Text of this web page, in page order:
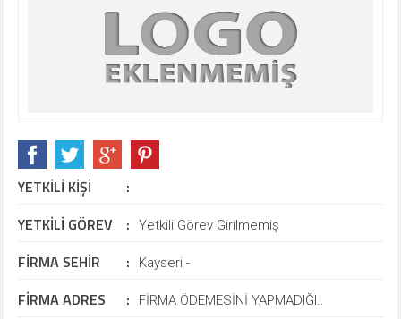
YETKİLİ KİŞİ :
İBRAHİM KAVLAK - YAŞAR KAVLAK (Firma Ortağı)
YETKİLİ GÖREV : Yetkili Görev Girilmemiş
FİRMA SEHİR : Kayseri -
FİRMA ADRES : FİRMA ÖDEMESİNİ YAPMADIĞI..